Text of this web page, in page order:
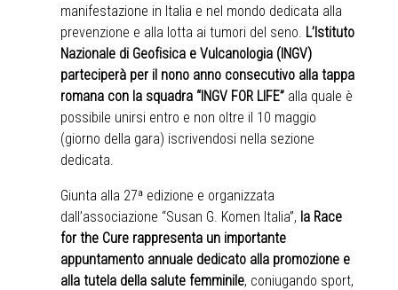
manifestazione in Italia e nel mondo dedicata alla
prevenzione e alla lotta ai tumori del seno. L’Istituto
Nazionale di Geofisica e Vulcanologia (INGV)
parteciperà per il nono anno consecutivo alla tappa
romana con la squadra “INGV FOR LIFE” alla quale è
possibile unirsi entro e non oltre il 10 maggio
(giorno della gara) iscrivendosi nella sezione
dedicata.
Giunta alla 27ª edizione e organizzata
dall’associazione “Susan G. Komen Italia”, la Race
for the Cure rappresenta un importante
appuntamento annuale dedicato alla promozione e
alla tutela della salute femminile, coniugando sport,